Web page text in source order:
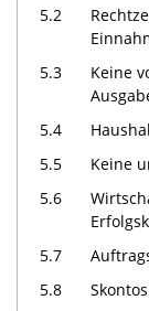
5.2
5.3
Keine
5.4
5.5
Keine
5.6
5.7
5.8